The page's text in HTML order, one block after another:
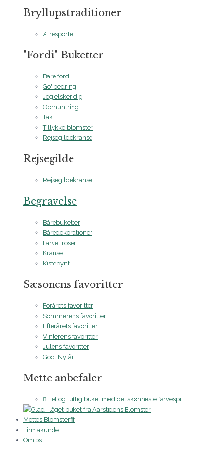
Bryllupstraditioner
Æresporte
"Fordi" Buketter
Bare fordi
Go' bedring
Jeg elsker dig
Opmuntring
Tak
Tillykke blomster
Rejsegildekranse
Rejsegilde
Rejsegildekranse
Begravelse
Bårebuketter
Båredekorationer
Farvel roser
Kranse
Kistepynt
Sæsonens favoritter
Forårets favoritter
Sommerens favoritter
Efterårets favoritter
Vinterens favoritter
Julens favoritter
Godt Nytår
Mette anbefaler
Let og luftig buket med det skønneste farvespil
Mettes Blomsterfif
Firmakunde
Om os